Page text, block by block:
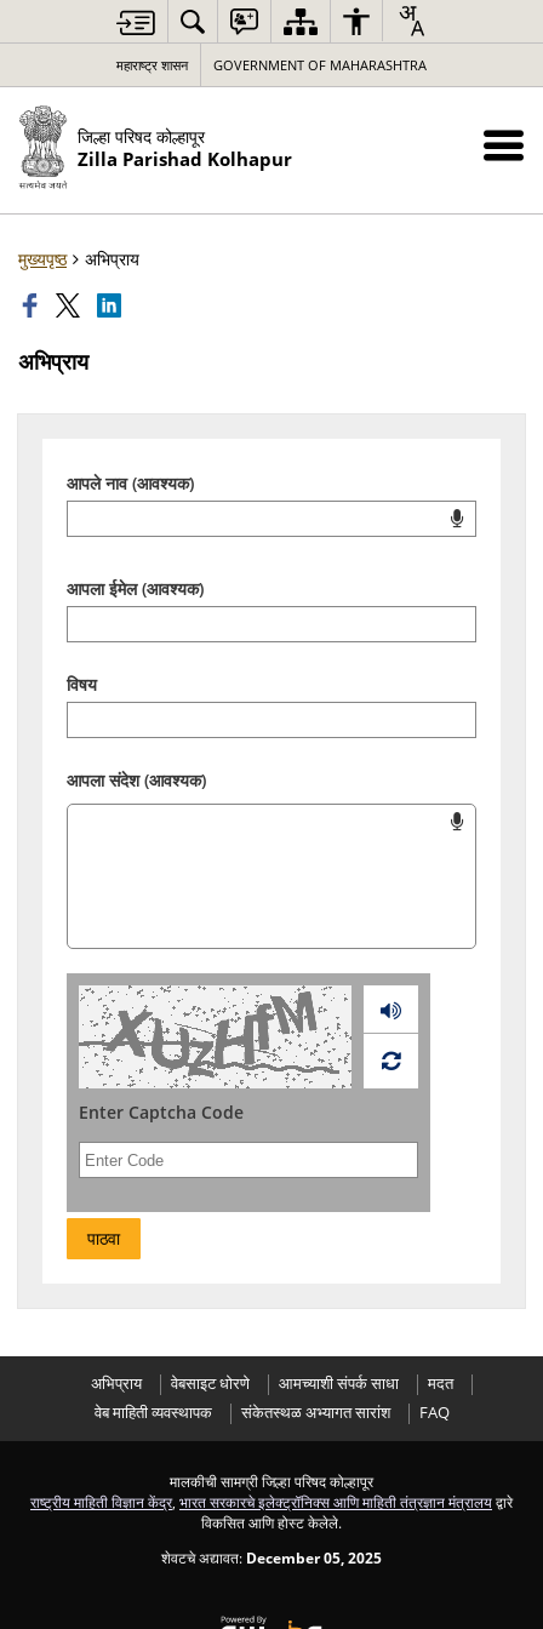
महाराष्ट्र शासन GOVERNMENT OF MAHARASHTRA
जिल्हा परिषद कोल्हापूर
Zilla Parishad Kolhapur
मुख्यपृष्ठ अभिप्राय
अभिप्राय
आपले नाव (आवश्यक)
आपला ईमेल (आवश्यक)
विषय
आपला संदेश (आवश्यक)
Audio
Enter Captcha Code
अभिप्राय वेबसाइट धोरणे आमच्याशी संपर्क साधा
मदत
वेब माहिती व्यवस्थापक
संकेतस्थळ अभ्यागत सारांश FAQ
मालकीची सामग्री जिल्हा परिषद कोल्हापूर
राष्ट्रीय माहिती विज्ञान केंद्र, भारत सरकारचे इलेक्ट्रॉनिक्स आणि माहिती तंत्रज्ञान मंत्रालयद्वारे
विकसित आणि होस्ट केलेले.
शेवटचे अद्यावत: December 05, 2025